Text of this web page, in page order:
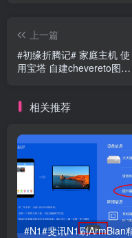
上一篇
#初缘折腾记# 家庭主机 使
用宝塔 自建chevereto图床
相关推荐